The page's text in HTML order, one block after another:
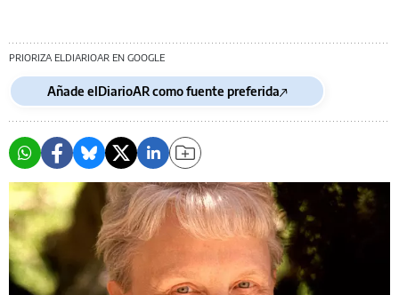
PRIORIZA ELDIARIOAR EN GOOGLE
Añade elDiarioAR como fuente preferida